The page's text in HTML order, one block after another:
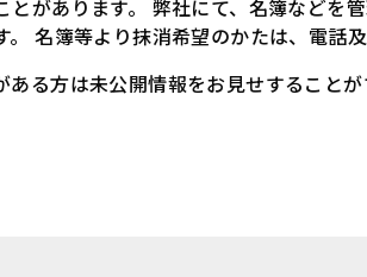
があります。
弊社にて、名簿などを
名簿等より抹消希望のかたは、電話
る方は未公開情報をお見せすること